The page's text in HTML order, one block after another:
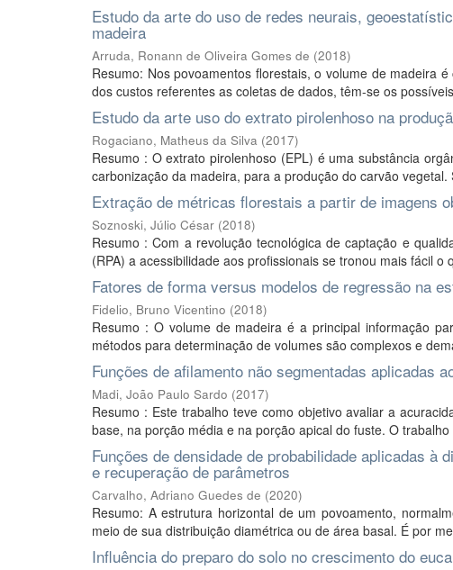
Estudo da arte do uso de redes neurais,
madeira
Arruda, Ronann de Oliveira Gomes de (2018)
Resumo: Nos povoamentos florestais, o volume de madeira
dos custos referentes as coletas de dados, têm-se os
Estudo da arte uso do extrato pirolenhoso na
Rogaciano, Matheus da Silva (2017)
Resumo : O extrato pirolenhoso (EPL) é uma substância
carbonização da madeira, para a produção do carvão
Extração de métricas florestais a partir de imagens
Soznoski, Júlio César (2018)
Resumo : Com a revolução tecnológica de captação e
(RPA) a acessibilidade aos profissionais se tronou mais fácil
Fatores de forma versus modelos de regressão na
Fidelio, Bruno Vicentino (2018)
Resumo : O volume de madeira é a principal informação
métodos para determinação de volumes são complexos e
Funções de afilamento não segmentadas aplicadas
Madi, João Paulo Sardo (2017)
Resumo : Este trabalho teve como objetivo avaliar a
base, na porção média e na porção apical do fuste. O
Funções de densidade de probabilidade aplicadas
e recuperação de parâmetros
Carvalho, Adriano Guedes de (2020)
Resumo: A estrutura horizontal de um povoamento,
meio de sua distribuição diamétrica ou de área basal. É por
Influência do preparo do solo no crescimento do